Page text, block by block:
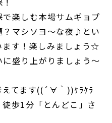
楽しむ本場サムギョプ
？マシソヨ～な夜♪とい
ます！楽しみましょう☆
盛り上がりましょう～
えてます((´∀｀))ｹﾗｹﾗ
歩1分「とんどこ」さ